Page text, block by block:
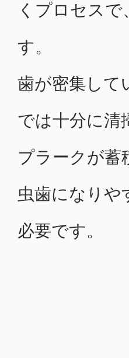
くプロセス
す。
歯が密集して
では十分に清
プラークが蓄
虫歯になりや
必要です。